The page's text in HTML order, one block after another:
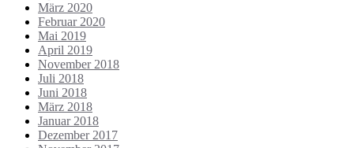
März 2020
Februar 2020
Mai 2019
April 2019
November 2018
Juli 2018
Juni 2018
März 2018
Januar 2018
Dezember 2017